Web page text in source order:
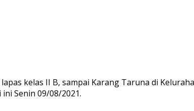
kelas II B, sampai Karang Taruna di
Senin 09/08/2021.